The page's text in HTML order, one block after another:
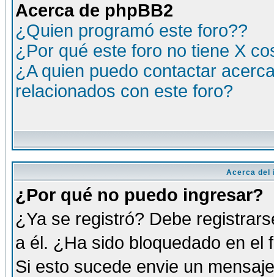
Acerca de phpBB2
¿Quien programó este foro??
¿Por qué este foro no tiene X
¿A quien puedo contactar
relacionados con este foro?
Acerca del
¿Por qué no puedo ingresar?
¿Ya se registró? Debe
a él. ¿Ha sido bloquedado en
Si esto sucede envie un